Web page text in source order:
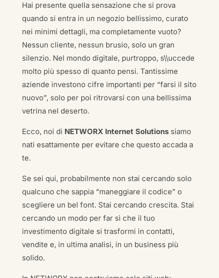
Hai presente quella sensazione che si prova
quando si entra in un negozio bellissimo, curato
nei minimi dettagli, ma completamente vuoto?
Nessun cliente, nessun brusio, solo un gran
silenzio. Nel mondo digitale, purtroppo, s\\uccede
molto più spesso di quanto pensi. Tantissime
aziende investono cifre importanti per “farsi il sito
nuovo”, solo per poi ritrovarsi con una bellissima
vetrina nel deserto.
Ecco, noi di NETWORX Internet Solutionssiamo
nati esattamente per evitare che questo accada a
te.
Se sei qui, probabilmente non stai cercando solo
qualcuno che sappia “maneggiare il codice” o
scegliere un bel font. Stai cercando crescita. Stai
cercando un modo per far sì che il tuo
investimento digitale si trasformi in contatti,
vendite e, in ultima analisi, in un business più
solido.